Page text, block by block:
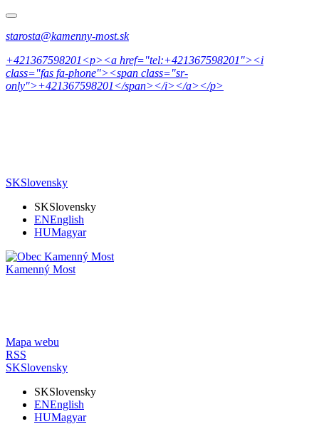
starosta@kamenny-most.sk
+421367598201<p><a href="tel:+421367598201"><i
class="fas fa-phone"><span class="sr-
only">+421367598201</span></i></a></p>
SKSlovensky
SKSlovensky
ENEnglish
HUMagyar
Kamenný Most
Mapa webu
RSS
SKSlovensky
SKSlovensky
ENEnglish
HUMagyar